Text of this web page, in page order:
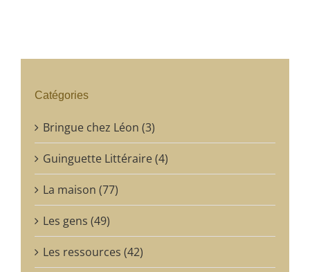
Catégories
Bringue chez Léon (3)
Guinguette Littéraire (4)
La maison (77)
Les gens (49)
Les ressources (42)